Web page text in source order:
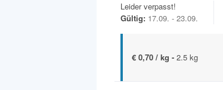
Leider verpasst!
Gültig: 17.09. - 23.09.
€ 0,70 / kg - 2.5 kg